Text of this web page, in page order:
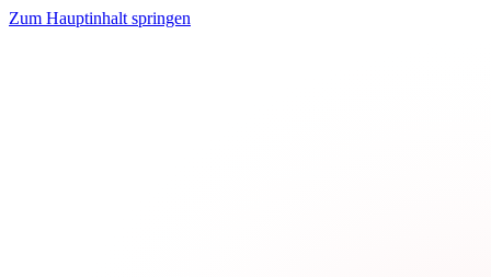
Zum Hauptinhalt springen